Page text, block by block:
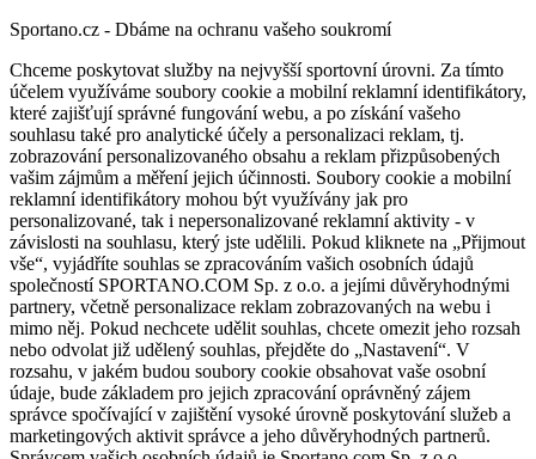
Sportano.cz - Dbáme na ochranu vašeho soukromí
Chceme poskytovat služby na nejvyšší sportovní úrovni. Za tímto
účelem využíváme soubory cookie a mobilní reklamní identifikátory,
které zajišťují správné fungování webu, a po získání vašeho
souhlasu také pro analytické účely a personalizaci reklam, tj.
zobrazování personalizovaného obsahu a reklam přizpůsobených
vašim zájmům a měření jejich účinnosti. Soubory cookie a mobilní
reklamní identifikátory mohou být využívány jak pro
personalizované, tak i nepersonalizované reklamní aktivity - v
závislosti na souhlasu, který jste udělili. Pokud kliknete na „Přijmout
vše“, vyjádříte souhlas se zpracováním vašich osobních údajů
společností SPORTANO.COM Sp. z o.o. a jejími důvěryhodnými
partnery, včetně personalizace reklam zobrazovaných na webu i
mimo něj. Pokud nechcete udělit souhlas, chcete omezit jeho rozsah
nebo odvolat již udělený souhlas, přejděte do „Nastavení“. V
rozsahu, v jakém budou soubory cookie obsahovat vaše osobní
údaje, bude základem pro jejich zpracování oprávněný zájem
správce spočívající v zajištění vysoké úrovně poskytování služeb a
marketingových aktivit správce a jeho důvěryhodných partnerů.